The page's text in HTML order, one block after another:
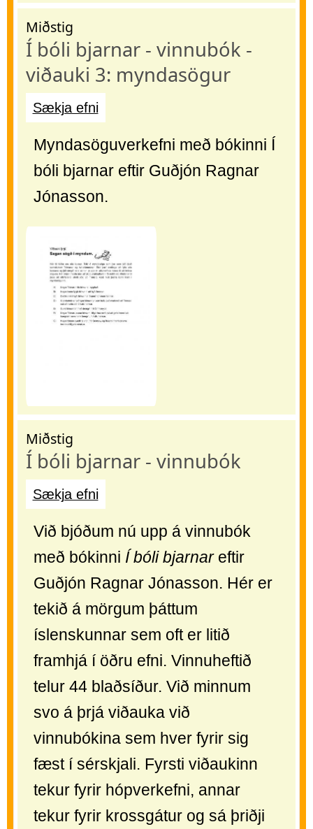
Miðstig
Í bóli bjarnar - vinnubók -
viðauki 3: myndasögur
Sækja efni
Myndasöguverkefni með bókinni Í
bóli bjarnar eftir Guðjón Ragnar
Jónasson.
Miðstig
Í bóli bjarnar - vinnubók
Sækja efni
Við bjóðum nú upp á vinnubók
með bókinni Í bóli bjarnareftir
Guðjón Ragnar Jónasson. Hér er
tekið á mörgum þáttum
íslenskunnar sem oft er litið
framhjá í öðru efni. Vinnuheftið
telur 44 blaðsíður. Við minnum
svo á þrjá viðauka við
vinnubókina sem hver fyrir sig
fæst í sérskjali. Fyrsti viðaukinn
tekur fyrir hópverkefni, annar
tekur fyrir krossgátur og sá þriðji